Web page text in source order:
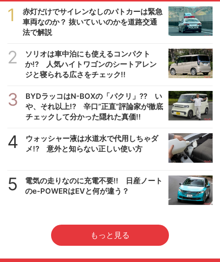
1
赤灯だけでサイレンなしのパトカーは緊急
車両なのか？ 抜いていいのかを道路交通
法で解説
2
ソリオは車中泊にも使えるコンパクト
か!? 人気ハイトワゴンのシートアレン
ジと寝られる広さをチェック!!
3
BYDラッコはN-BOXの「パクリ」?? い
や、それ以上!? 辛口”正直”評論家が徹底
チェックして分かった隠れた真価!!
4
ウォッシャー液は水道水で代用しちゃダ
メ!? 意外と知らない正しい使い方
5
電気の走りなのに充電不要!! 日産ノート
のe-POWERはEVと何が違う？
もっと見る